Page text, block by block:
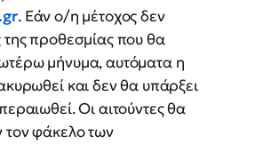
. Εάν ο/η μέτοχος δεν
της προθεσμίας που θα
μήνυμα, αυτόματα η
και δεν θα υπάρξει
Οι αιτούντες θα
τον φάκελο των